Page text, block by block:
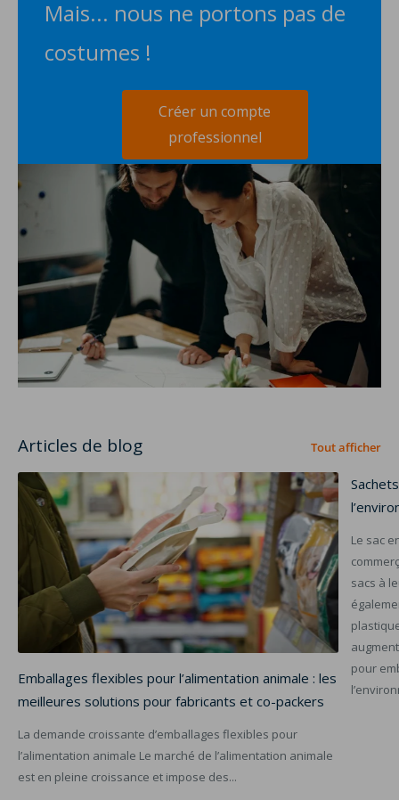
Mais... nous ne portons pas de
costumes !
Créer un compte
professionnel
Articles de blog Tout afficher
Emballages flexibles pour l’alimentation animale : les
meilleures solutions pour fabricants et co-packers
La demande croissante d’emballages flexibles pour
l’alimentation animale Le marché de l’alimentation animale
est en pleine croissance et impose des...
Le sac
sacs à
pour